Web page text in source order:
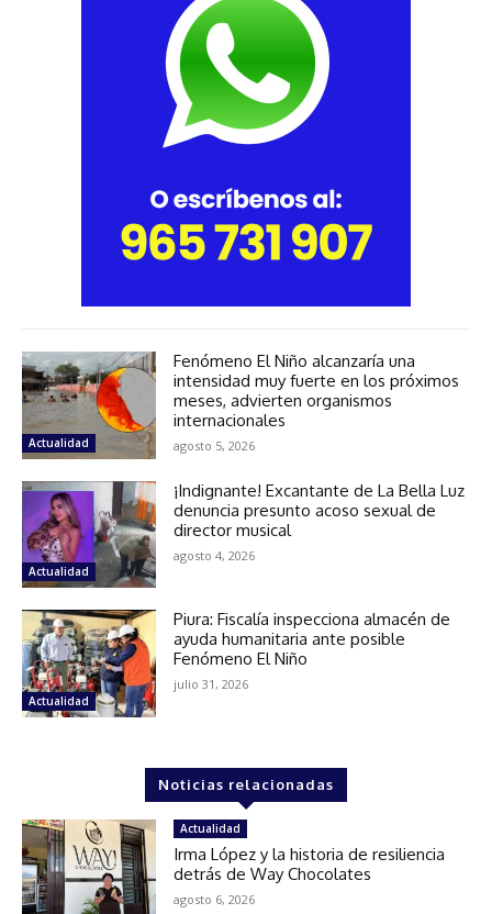
Actualidad
Fenómeno El Niño alcanzaría una
intensidad muy fuerte en los próximos
meses, advierten organismos
internacionales
agosto 5, 2026
Actualidad
¡Indignante! Excantante de La Bella Luz
denuncia presunto acoso sexual de
director musical
agosto 4, 2026
Actualidad
Piura: Fiscalía inspecciona almacén de
ayuda humanitaria ante posible
Fenómeno El Niño
julio 31, 2026
Noticias relacionadas
Actualidad
Irma López y la historia de resiliencia
detrás de Way Chocolates
agosto 6, 2026